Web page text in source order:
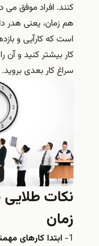
کنند. افراد موفق می
هم زمان، یعنی هدر
است که کارآیی و
کار بیشتر کنید و آن
سراغ کار بعدی بروید.
نکات
زمان
1- ابتدا کارهای